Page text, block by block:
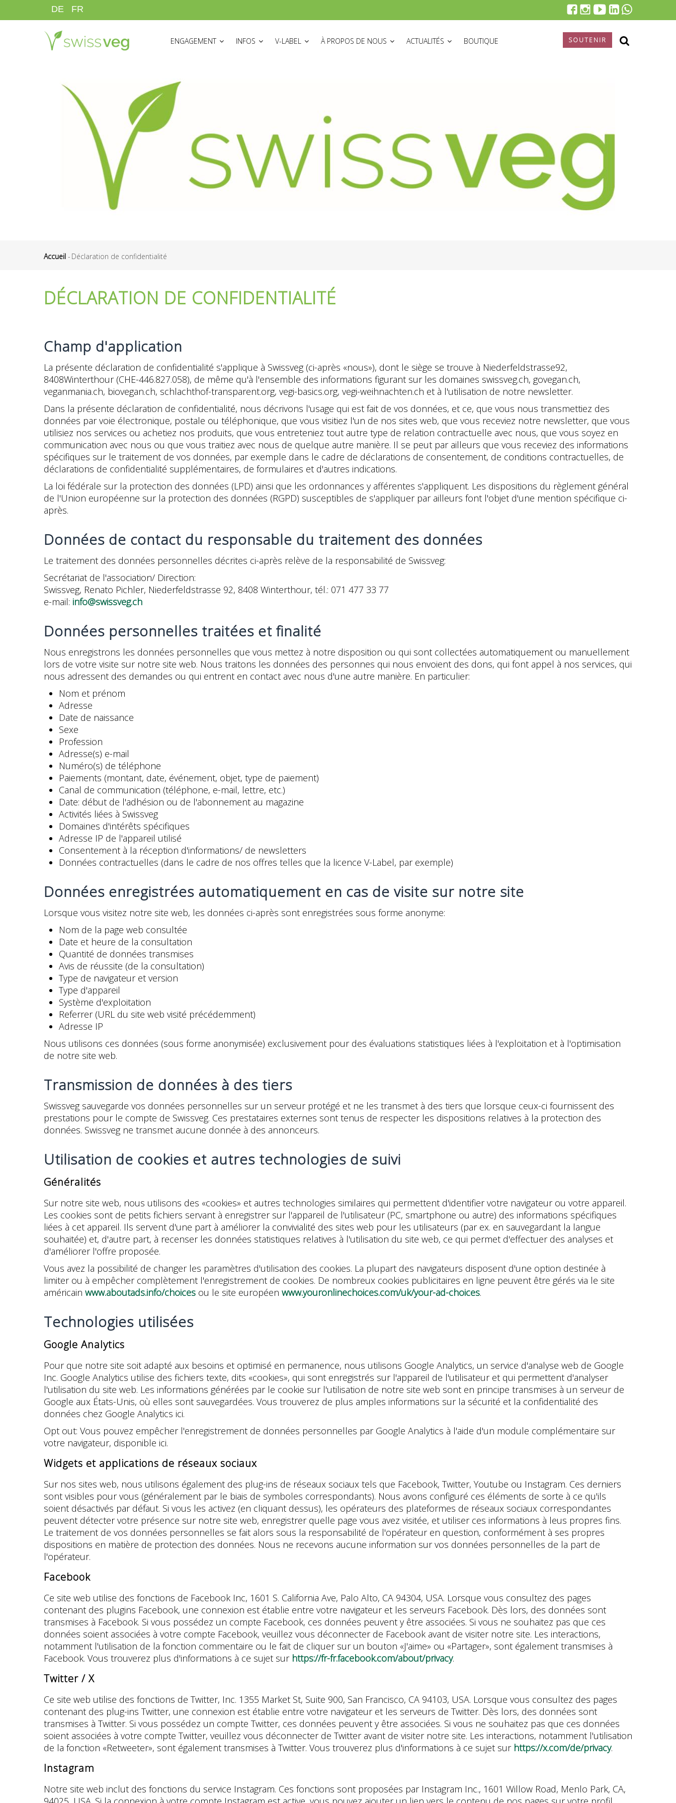
au
DE FR
ENGAGEMENT
INFOS V-LABEL À PROPOS DE NOUS ACTUALITÉS BOUTIQUE SOUTENIR
d'Ariane
Accueil - Déclaration de confidentialité
DÉCLARATION DE CONFIDENTIALITÉ
Champ d'application
La présente déclaration de confidentialité s'applique à Swissveg (ci-après «nous»), dont le siège se trouve à Niederfeldstrasse92,
8408Winterthour (CHE-446.827.058), de même qu'à l'ensemble des informations figurant sur les domaines swissveg.ch, govegan.ch,
veganmania.ch, biovegan.ch, schlachthof-transparent.org, vegi-basics.org, vegi-weihnachten.ch et à l'utilisation de notre newsletter.
Dans la présente déclaration de confidentialité, nous décrivons l'usage qui est fait de vos données, et ce, que vous nous transmettiez des
données par voie électronique, postale ou téléphonique, que vous visitiez l'un de nos sites web, que vous receviez notre newsletter, que vous
utilisiez nos services ou achetiez nos produits, que vous entreteniez tout autre type de relation contractuelle avec nous, que vous soyez en
communication avec nous ou que vous traitiez avec nous de quelque autre manière. Il se peut par ailleurs que vous receviez des informations
spécifiques sur le traitement de vos données, par exemple dans le cadre de déclarations de consentement, de conditions contractuelles, de
déclarations de confidentialité supplémentaires, de formulaires et d'autres indications.
La loi fédérale sur la protection des données (LPD) ainsi que les ordonnances y afférentes s'appliquent. Les dispositions du règlement général
de l'Union européenne sur la protection des données (RGPD) susceptibles de s'appliquer par ailleurs font l'objet d'une mention spécifique ci-
après.
Données de contact du responsable du traitement des données
Le traitement des données personnelles décrites ci-après relève de la responsabilité de Swissveg:
Secrétariat de l'association/ Direction:
Swissveg, Renato Pichler, Niederfeldstrasse 92, 8408 Winterthour, tél.: 071 477 33 77
e-mail: info@swissveg.ch
Données personnelles traitées et finalité
Nous enregistrons les données personnelles que vous mettez à notre disposition ou qui sont collectées automatiquement ou manuellement
lors de votre visite sur notre site web. Nous traitons les données des personnes qui nous envoient des dons, qui font appel à nos services, qui
nous adressent des demandes ou qui entrent en contact avec nous d'une autre manière. En particulier:
Nom et prénom
Adresse
Date de naissance
Sexe
Profession
Adresse(s) e-mail
Numéro(s) de téléphone
Paiements (montant, date, événement, objet, type de paiement)
Canal de communication (téléphone, e-mail, lettre, etc.)
Date: début de l'adhésion ou de l'abonnement au magazine
Activités liées à Swissveg
Domaines d'intérêts spécifiques
Adresse IP de l'appareil utilisé
Consentement à la réception d'informations/ de newsletters
Données contractuelles (dans le cadre de nos offres telles que la licence V-Label, par exemple)
Données enregistrées automatiquement en cas de visite sur notre site
Lorsque vous visitez notre site web, les données ci-après sont enregistrées sous forme anonyme:
Nom de la page web consultée
Date et heure de la consultation
Quantité de données transmises
Avis de réussite (de la consultation)
Type de navigateur et version
Type d'appareil
Système d'exploitation
Referrer (URL du site web visité précédemment)
Adresse IP
Nous utilisons ces données (sous forme anonymisée) exclusivement pour des évaluations statistiques liées à l'exploitation et à l'optimisation
de notre site web.
Transmission de données à des tiers
Swissveg sauvegarde vos données personnelles sur un serveur protégé et ne les transmet à des tiers que lorsque ceux-ci fournissent des
prestations pour le compte de Swissveg. Ces prestataires externes sont tenus de respecter les dispositions relatives à la protection des
données. Swissveg ne transmet aucune donnée à des annonceurs.
Utilisation de cookies et autres technologies de suivi
Généralités
Sur notre site web, nous utilisons des «cookies» et autres technologies similaires qui permettent d'identifier votre navigateur ou votre appareil.
Les cookies sont de petits fichiers servant à enregistrer sur l'appareil de l'utilisateur (PC, smartphone ou autre) des informations spécifiques
liées à cet appareil. Ils servent d'une part à améliorer la convivialité des sites web pour les utilisateurs (par ex. en sauvegardant la langue
souhaitée) et, d'autre part, à recenser les données statistiques relatives à l'utilisation du site web, ce qui permet d'effectuer des analyses et
d'améliorer l'offre proposée.
Vous avez la possibilité de changer les paramètres d'utilisation des cookies. La plupart des navigateurs disposent d'une option destinée à
limiter ou à empêcher complètement l'enregistrement de cookies. De nombreux cookies publicitaires en ligne peuvent être gérés via le site
américain www.aboutads.info/choices ou le site européen www.youronlinechoices.com/uk/your-ad-choices.
Technologies utilisées
Google Analytics
Pour que notre site soit adapté aux besoins et optimisé en permanence, nous utilisons Google Analytics, un service d'analyse web de Google
Inc. Google Analytics utilise des fichiers texte, dits «cookies», qui sont enregistrés sur l'appareil de l'utilisateur et qui permettent d'analyser
l'utilisation du site web. Les informations générées par le cookie sur l'utilisation de notre site web sont en principe transmises à un serveur de
Google aux États-Unis, où elles sont sauvegardées. Vous trouverez de plus amples informations sur la sécurité et la confidentialité des
données chez Google Analytics ici.
Opt out: Vous pouvez empêcher l'enregistrement de données personnelles par Google Analytics à l'aide d'un module complémentaire sur
votre navigateur, disponible ici.
Widgets et applications de réseaux sociaux
Sur nos sites web, nous utilisons également des plug-ins de réseaux sociaux tels que Facebook, Twitter, Youtube ou Instagram. Ces derniers
sont visibles pour vous (généralement par le biais de symboles correspondants). Nous avons configuré ces éléments de sorte à ce qu'ils
soient désactivés par défaut. Si vous les activez (en cliquant dessus), les opérateurs des plateformes de réseaux sociaux correspondantes
peuvent détecter votre présence sur notre site web, enregistrer quelle page vous avez visitée, et utiliser ces informations à leus propres fins.
Le traitement de vos données personnelles se fait alors sous la responsabilité de l'opérateur en question, conformément à ses propres
dispositions en matière de protection des données. Nous ne recevons aucune information sur vos données personnelles de la part de
l'opérateur.
Facebook
Ce site web utilise des fonctions de Facebook Inc, 1601 S. California Ave, Palo Alto, CA 94304, USA. Lorsque vous consultez des pages
contenant des plugins Facebook, une connexion est établie entre votre navigateur et les serveurs Facebook. Dès lors, des données sont
transmises à Facebook. Si vous possédez un compte Facebook, ces données peuvent y être associées. Si vous ne souhaitez pas que ces
données soient associées à votre compte Facebook, veuillez vous déconnecter de Facebook avant de visiter notre site. Les interactions,
notamment l'utilisation de la fonction commentaire ou le fait de cliquer sur un bouton «J'aime» ou «Partager», sont également transmises à
Facebook. Vous trouverez plus d'informations à ce sujet sur https://fr-fr.facebook.com/about/privacy.
Twitter / X
Ce site web utilise des fonctions de Twitter, Inc. 1355 Market St, Suite 900, San Francisco, CA 94103, USA. Lorsque vous consultez des pages
contenant des plug-ins Twitter, une connexion est établie entre votre navigateur et les serveurs de Twitter. Dès lors, des données sont
transmises à Twitter. Si vous possédez un compte Twitter, ces données peuvent y être associées. Si vous ne souhaitez pas que ces données
soient associées à votre compte Twitter, veuillez vous déconnecter de Twitter avant de visiter notre site. Les interactions, notamment l'utilisation
de la fonction «Retweeter», sont également transmises à Twitter. Vous trouverez plus d'informations à ce sujet sur https://x.com/de/privacy.
Instagram
Notre site web inclut des fonctions du service Instagram. Ces fonctions sont proposées par Instagram Inc., 1601 Willow Road, Menlo Park, CA,